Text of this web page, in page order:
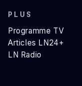
PLUS
Programme TV
Articles LN24+
LN Radio